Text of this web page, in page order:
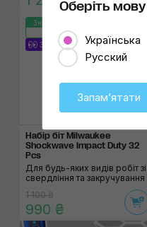
Знижка 10%
168:54:22
Закінчується
Набір біт Milwaukee
Shockwave Impact Duty 32
Pcs
Для будь-яких видів робіт зі
свердління та закручування
1 100 ₴
990 ₴
Оберіть
Українська
Русский
Запамʼятати